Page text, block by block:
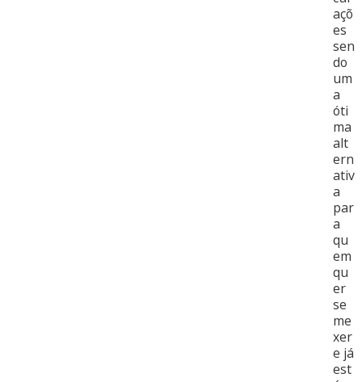
açõ
es
sen
do
um
a
óti
ma
alt
ern
ativ
a
par
a
qu
em
qu
er
se
me
xer
e já
est